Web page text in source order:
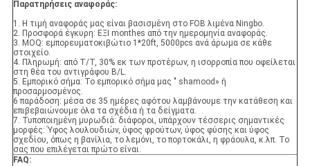
Παρατηρήσεις αναφοράς:
1. Η τιμή αναφοράς μας είναι βασισμένη στο FOB λιμένα Ningbo.
2. Προσφορά έγκυρη: ΕΞΙ monthes από την ημερομηνία αναφοράς.
3. MOQ: εμπορευματοκιβώτιο 1*20ft, 5000pcs ανά άρωμα σε κάθε
στοιχείο.
4. Πληρωμή: από T/T, 30% εκ των προτέρων, η ισορροπία που οφείλεται
στη θέα του αντιγράφου B/L.
5. Εμπορικό σήμα: Το εμπορικό σήμα μας " shamood» ή
προσαρμοσμένος.
6 παράδοση: μέσα σε 35 ημέρες αφότου λαμβάνουμε την κατάθεση και
επιβεβαιώνουμε όλα τα σχέδια ή τα δείγματα.
7. Τυποποιημένη μυρωδιά: διάφοροι, υπάρχουν τέσσερις σημαντικές
μορφές: Ύφος λουλουδιών, ύφος φρούτων, ύφος φύσης και ύφος
σχεδίου, όπως η βανίλια, το λεμόνι, το πορτοκάλι, η φράουλα, κ.λπ. Το
σας που επιλέγεται πρώτο είναι.
FAQ: